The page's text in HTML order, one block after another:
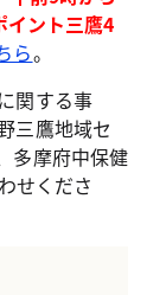
イント三鷹4
ら。
関する事
三鷹地域セ
多摩府中保健
せくださ